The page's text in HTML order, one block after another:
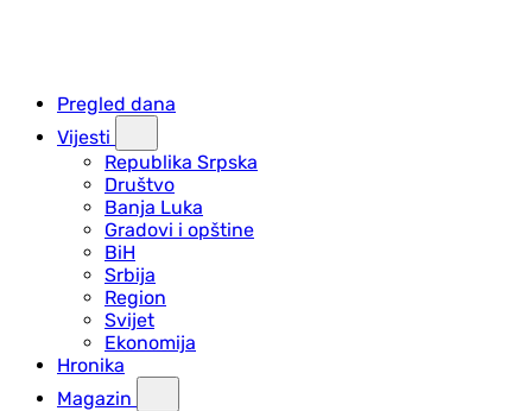
Pregled dana
Vijesti
Republika Srpska
Društvo
Banja Luka
Gradovi i opštine
BiH
Srbija
Region
Svijet
Ekonomija
Hronika
Magazin